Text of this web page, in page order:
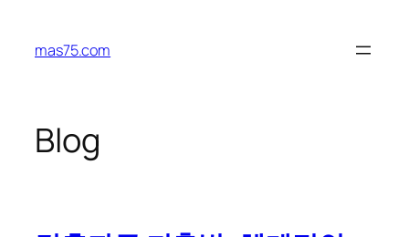
contentmas75.com
Blog